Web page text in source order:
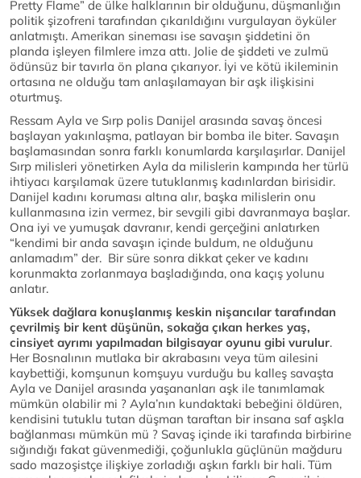
Pretty Flame” de ülke halklarının bir olduğunu, düşmanlığın
politik şizofreni tarafından çıkarıldığını vurgulayan öyküler
anlatmıştı. Amerikan sineması ise savaşın şiddetini ön
planda işleyen filmlere imza attı. Jolie de şiddeti ve zulmü
ödünsüz bir tavırla ön plana çıkarıyor. İyi ve kötü ikileminin
ortasına ne olduğu tam anlaşılamayan bir aşk ilişkisini
oturtmuş.
Ressam Ayla ve Sırp polis Danijel arasında savaş öncesi
başlayan yakınlaşma, patlayan bir bomba ile biter. Savaşın
başlamasından sonra farklı konumlarda karşılaşırlar. Danijel
Sırp milisleri yönetirken Ayla da milislerin kampında her türlü
ihtiyacı karşılamak üzere tutuklanmış kadınlardan birisidir.
Danijel kadını koruması altına alır, başka milislerin onu
kullanmasına izin vermez, bir sevgili gibi davranmaya başlar.
Ona iyi ve yumuşak davranır, kendi gerçeğini anlatırken
“kendimi bir anda savaşın içinde buldum, ne olduğunu
anlamadım” der. Bir süre sonra dikkat çeker ve kadını
korunmakta zorlanmaya başladığında, ona kaçış yolunu
anlatır.
Yüksek dağlara konuşlanmış keskin nişancılar tarafından
çevrilmiş bir kent düşünün, sokağa çıkan herkes yaş,
cinsiyet ayrımı yapılmadan bilgisayar oyunu gibi vurulur.
Her Bosnalının mutlaka bir akrabasını veya tüm ailesini
kaybettiği, komşunun komşuyu vurduğu bu kalleş savaşta
Ayla ve Danijel arasında yaşananları aşk ile tanımlamak
mümkün olabilir mi ? Ayla’nın kundaktaki bebeğini öldüren,
kendisini tutuklu tutan düşman taraftan bir insana saf aşkla
bağlanması mümkün mü ? Savaş içinde iki tarafında birbirine
sığındığı fakat güvenmediği, çoğunlukla güçlünün mağduru
sado mazoşistçe ilişkiye zorladığı aşkın farklı bir hali. Tüm